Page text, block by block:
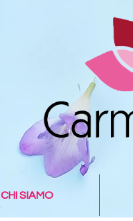
CHI SIAMO